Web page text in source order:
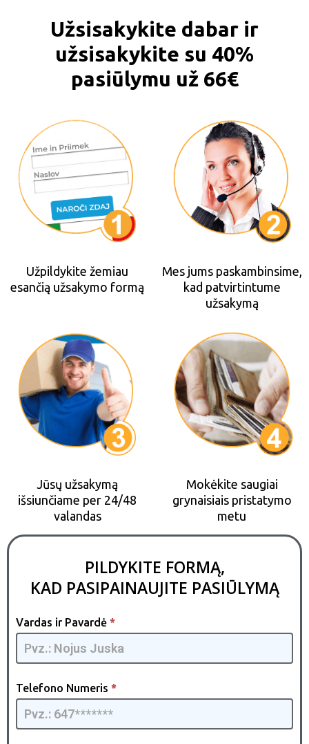
Užsisakykite dabar ir
užsisakykite su 40%
pasiūlymu už 66€
Užpildykite žemiau
esančią užsakymo formą
Mes jums paskambinsime,
kad patvirtintume
užsakymą
Jūsų užsakymą
išsiunčiame per 24/48
valandas
Mokėkite saugiai
grynaisiais pristatymo
metu
PILDYKITE FORMĄ,
KAD PASIPAINAUJITE PASIŪLYMĄ
Paint
Gun
[LT] -
GQMIA
Vardas ir Pavardė *
Telefono Numeris *